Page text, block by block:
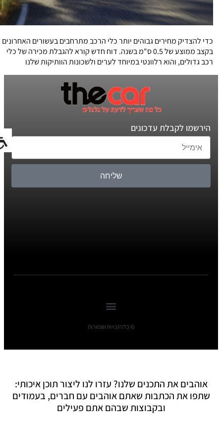
כדי להצדיק מחירים גבוהים יותר כלי הרכב מתרחבים בעשורים האחרונים
בקצב ממוצע של 0.5 ס"מ בשנה. דוח חדש קורא להגבלת מכירה של כלי
רכב גדולים, והוא רלוונטי במיוחד לערים ולשכונות הוותיקות שלנו
הירשמו לקבלת עדכונים
שליחה
© כל הזכויות שומורות
אוהבים את התכנים שלנו? עזרו לנו ליצור תוכן איכותי:
שתפו את הכתבות שאתם אוהבים עם חברים, בעמודים
ובקבוצות שבהם אתם פעילים